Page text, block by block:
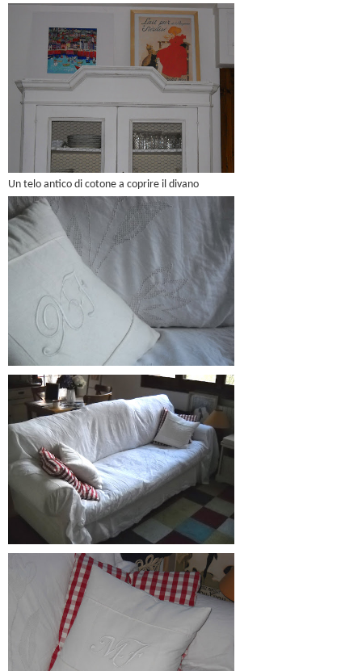
Un telo antico di cotone a coprire il divano